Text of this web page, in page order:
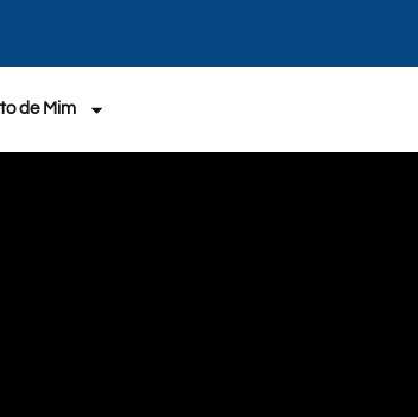
de Mim